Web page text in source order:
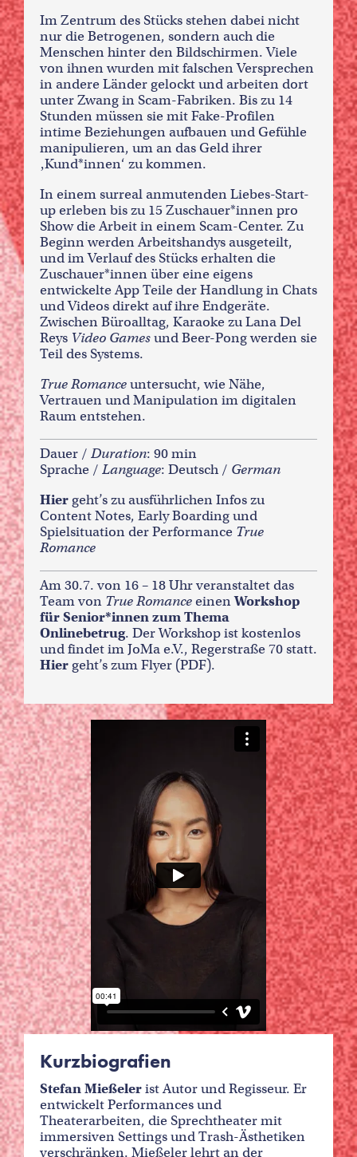
Im Zentrum des Stücks stehen dabei nicht
nur die Betrogenen, sondern auch die
Menschen hinter den Bildschirmen. Viele
von ihnen wurden mit falschen Versprechen
in andere Länder gelockt und arbeiten dort
unter Zwang in Scam-Fabriken. Bis zu 14
Stunden müssen sie mit Fake-Profilen
intime Beziehungen aufbauen und Gefühle
manipulieren, um an das Geld ihrer
‚Kund*innen‘ zu kommen.
In einem surreal anmutenden Liebes-Start-
up erleben bis zu 15 Zuschauer*innen pro
Show die Arbeit in einem Scam-Center. Zu
Beginn werden Arbeitshandys ausgeteilt,
und im Verlauf des Stücks erhalten die
Zuschauer*innen über eine eigens
entwickelte App Teile der Handlung in Chats
und Videos direkt auf ihre Endgeräte.
Zwischen Büroalltag, Karaoke zu Lana Del
Reys Video Gamesund Beer-Pong werden sie
Teil des Systems.
True Romanceuntersucht, wie Nähe,
Vertrauen und Manipulation im digitalen
Raum entstehen.
Dauer / Duration: 90 min
Sprache / Language: Deutsch / German
Hier geht’s zu ausführlichen Infos zu
Content Notes, Early Boarding und
Spielsituation der Performance True
Romance
Am 30.7. von 16 – 18 Uhr veranstaltet das
Team von True RomanceeinenWorkshop
für Senior*innen zum Thema
Onlinebetrug. Der Workshop ist kostenlos
und findet im JoMa e.V., Regerstraße 70 statt.
Hier geht’s zum Flyer (PDF).
Kurzbiografien
Stefan Mießelerist Autor und Regisseur. Er
entwickelt Performances und
Theaterarbeiten, die Sprechtheater mit
immersiven Settings und Trash-Ästhetiken
verschränken. Mießeler lehrt an der